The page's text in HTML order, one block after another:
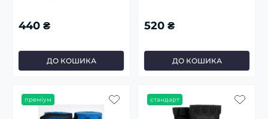
440 ₴
ДО КОШИКА
520 ₴
ДО КОШИКА
преміум стандарт